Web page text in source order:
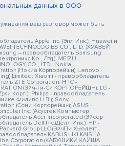
данных в ООО
ваш разговор может быть
Apple Inc. (Эпл Инк.); Huawei и
TECHNOLOGIES CO., LTD. (ХУАВЕЙ
– правообладатель Samsung
Ко., Лтд.); MEIZU -
CO., LTD.; Nokia -
(Нокиа Корпорейшн); Lenovo -
Limited; Xiaomi - правообладатель
ZTE Corporation; HTC -
(Эйч-Ти-Си КОРПОРЕЙШН); LG -
Корп.); Philips - правообладатель
Филипс Н.В.); Sony -
(Сони Корпорейшн); ASUS -
Inc. (Асустек Компьютер
Acer Incorporated (Эйсер
Dell Inc.(Делл Инк.); HP -
Group LLC (ЭйчПи Хьюлетт
KABUSHIKI KAISHA
Corporation (КАБУШИКИ КАЙША